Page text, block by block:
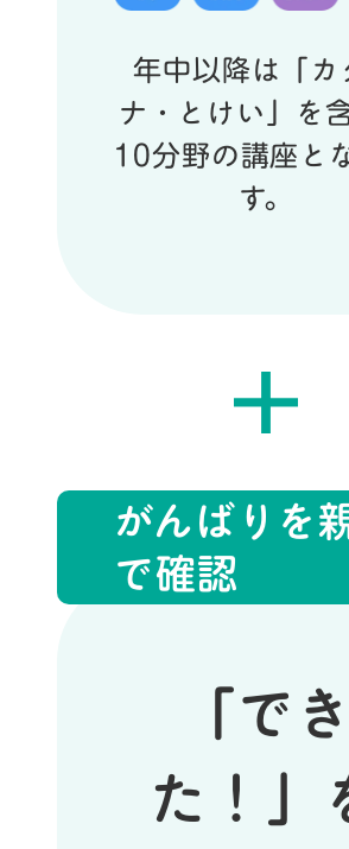
年中以降は「カ
ナ・とけい」を
10分野の講座と
す。
がんばりを
で確認
「でき
た！」